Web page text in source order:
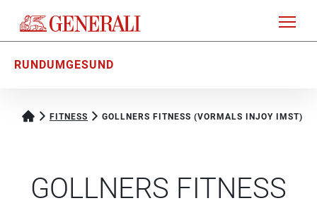
RUNDUMGESUND
FITNESS GOLLNERS FITNESS (VORMALS INJOY IMST)
GOLLNERS FITNESS